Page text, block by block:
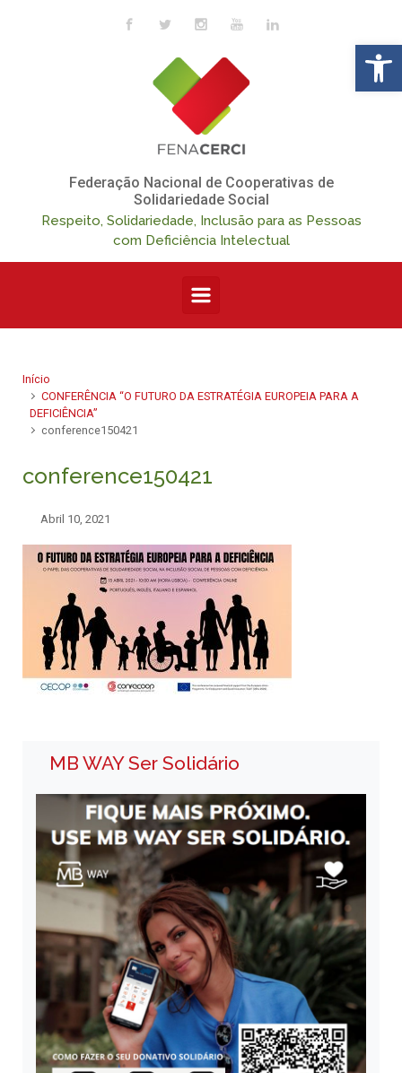
Skip to main content
Federação Nacional de Cooperativas de
Solidariedade Social
Respeito, Solidariedade, Inclusão para as Pessoas
com Deficiência Intelectual
Início
CONFERÊNCIA “O FUTURO DA ESTRATÉGIA EUROPEIA PARA A
DEFICIÊNCIA”
conference150421
conference150421
Abril 10, 2021
MB WAY Ser Solidário